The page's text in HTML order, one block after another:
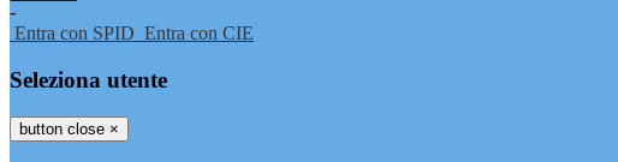
-
Entra con SPID Entra con CIE
Seleziona utente
button close ×